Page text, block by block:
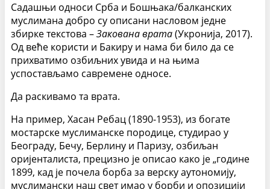
Садашњи односи Срба и Бошњака/балканских
муслимана добро су описани насловом једне
збирке текстова –Закована врата(Укронија, 2017).
Од веће користи и Бакиру и нама би било да се
прихватимо озбиљних увида и на њима
успостављамо савремене односе.
Да раскивамо та врата.
На пример, Хасан Ребац (1890-1953), из богате
мостарске муслиманске породице, студирао у
Београду, Бечу, Берлину и Паризу, озбиљан
оријенталиста, прецизно је описао како је „године
1899, кад је почела борба за верску аутономију,
муслимански наш свет имао у борби и опозицији